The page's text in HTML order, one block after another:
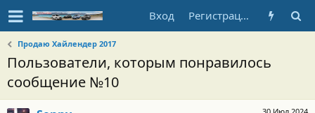
Вход Регистрация
Продаю Хайлендер 2017
Пользователи, которым понравилось
сообщение №10